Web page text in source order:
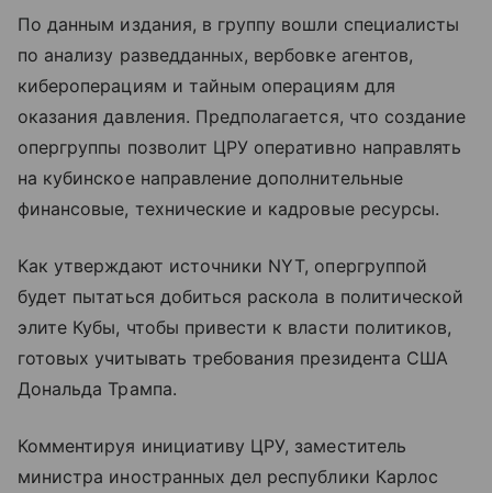
По данным издания, в группу вошли специалисты
по анализу разведданных, вербовке агентов,
кибероперациям и тайным операциям для
оказания давления. Предполагается, что создание
опергруппы позволит ЦРУ оперативно направлять
на кубинское направление дополнительные
финансовые, технические и кадровые ресурсы.
Как утверждают источники NYT, опергруппой
будет пытаться добиться раскола в политической
элите Кубы, чтобы привести к власти политиков,
готовых учитывать требования президента США
Дональда Трампа.
Комментируя инициативу ЦРУ, заместитель
министра иностранных дел республики Карлос